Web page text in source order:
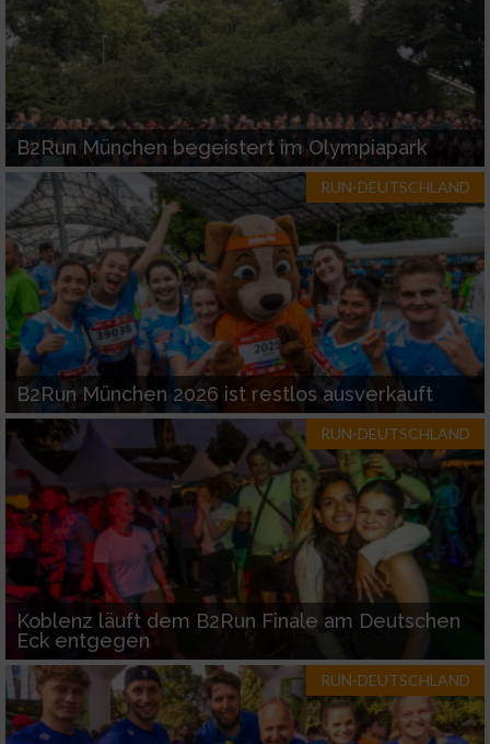
B2Run München begeistert im Olympiapark
RUN-DEUTSCHLAND
B2Run München 2026 ist restlos ausverkauft
RUN-DEUTSCHLAND
Koblenz läuft dem B2Run Finale am Deutschen
Eck entgegen
RUN-DEUTSCHLAND